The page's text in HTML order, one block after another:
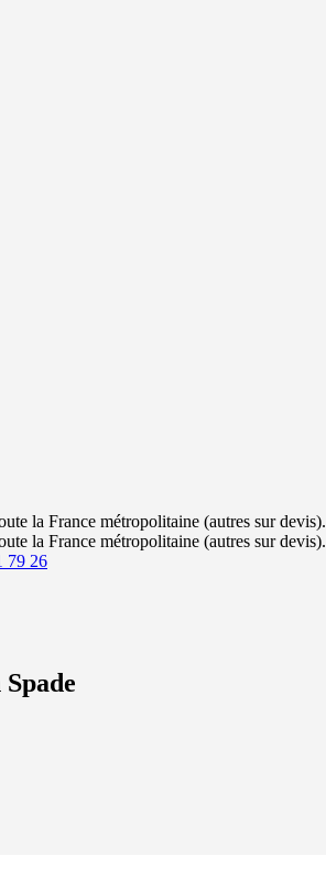
la France métropolitaine (autres sur devis).
la France métropolitaine (autres sur devis).
79 26